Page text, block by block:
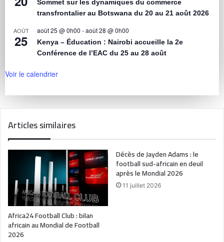
Sommet sur les dynamiques du commerce
transfrontalier au Botswana du 20 au 21 août 2026
AOÛT
25
août 25 @ 0h00 -août 28 @ 0h00
Kenya – Éducation : Nairobi accueille la 2e
Conférence de l’EAC du 25 au 28 août
Voir le calendrier
Articles similaires
Africa24 Football Club : bilan
africain au Mondial de Football
2026
Décès de Jayden Adams : le
football sud-africain en deuil
après le Mondial 2026
11 juillet 2026